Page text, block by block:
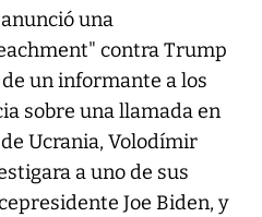
una
contra Trump
un informante a los
sobre una llamada en
Ucrania, Volodímir
a uno de sus
Joe Biden, y